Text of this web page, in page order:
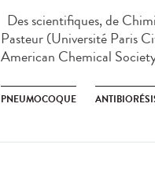
Des scientifiques, de
Pasteur (Université Paris
American Chemical
PNEUMOCOQUE